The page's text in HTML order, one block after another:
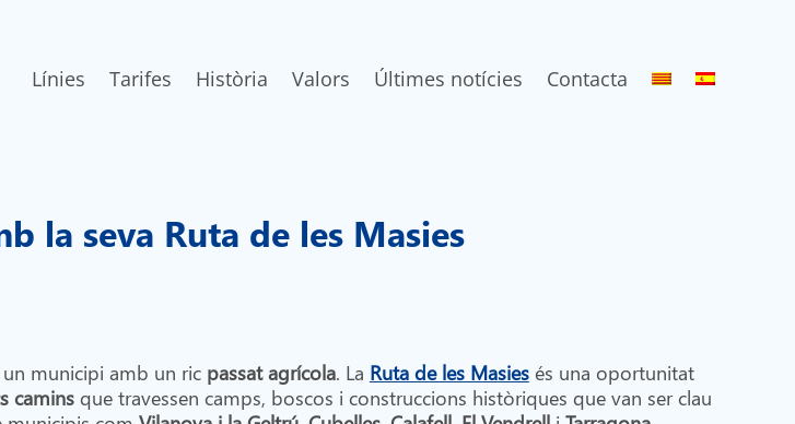
Línies Tarifes Història Valors Últimes notícies Contacta
la seva Ruta de les Masies
municipi amb un ric passat agrícola. La Ruta de les Masies és una oportunitat
caminsque travessen camps, boscos i construccions històriques que van ser clau